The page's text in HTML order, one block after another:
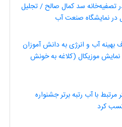
در تصفیه‌خانه سد کمال صالح / تجلیل
در نمایشگاه صنعت آب
آب و انرژی به دانش آموزان
موزیکال (کلاغه به خونش
مرتبط با آب رتبه برتر جشنواره
کسب کرد